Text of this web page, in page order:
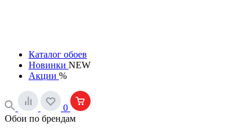
Каталог обоев
Новинки NEW
Акции %
0
Обои по брендам